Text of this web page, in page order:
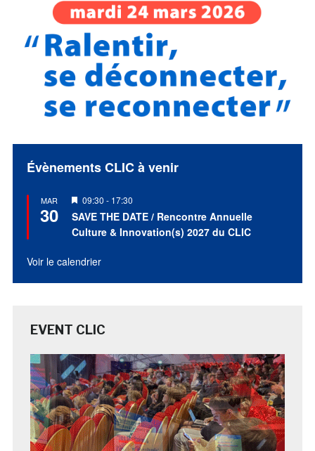
Évènements CLIC à venir
MAR
30
Mis
en
avant
09:30 - 17:30
SAVE THE DATE / Rencontre Annuelle
Culture & Innovation(s) 2027 du CLIC
Voir le calendrier
EVENT CLIC